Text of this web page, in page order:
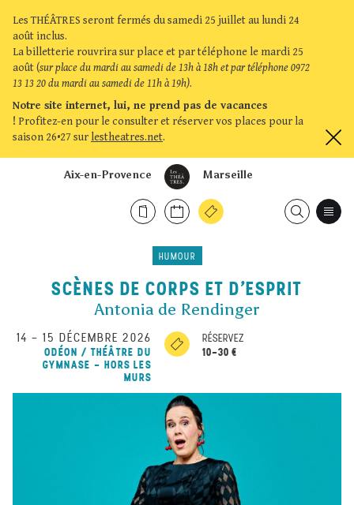
Les THÉÂTRES seront fermés du samedi 25 juillet au lundi 24
août inclus.
La billetterie rouvrira sur place et par téléphone le mardi 25
août (sur place du mardi au samedi de 13h à 18h et par téléphone 0972
13 13 20 du mardi au samedi de 11h à 19h).
Notre site internet, lui, ne prend pas de vacances
! Profitez-en pour le consulter et réserver vos places pour la
saison 26•27 sur lestheatres.net.
Marseille
Aix-en-Provence
HUMOUR
SCÈNES DE CORPS ET D’ESPRIT
Antonia de Rendinger
14 – 15 DÉCEMBRE 2026
ODÉON / THÉÂTRE DU
GYMNASE - HORS LES
MURS
RÉSERVEZ
10-30 €